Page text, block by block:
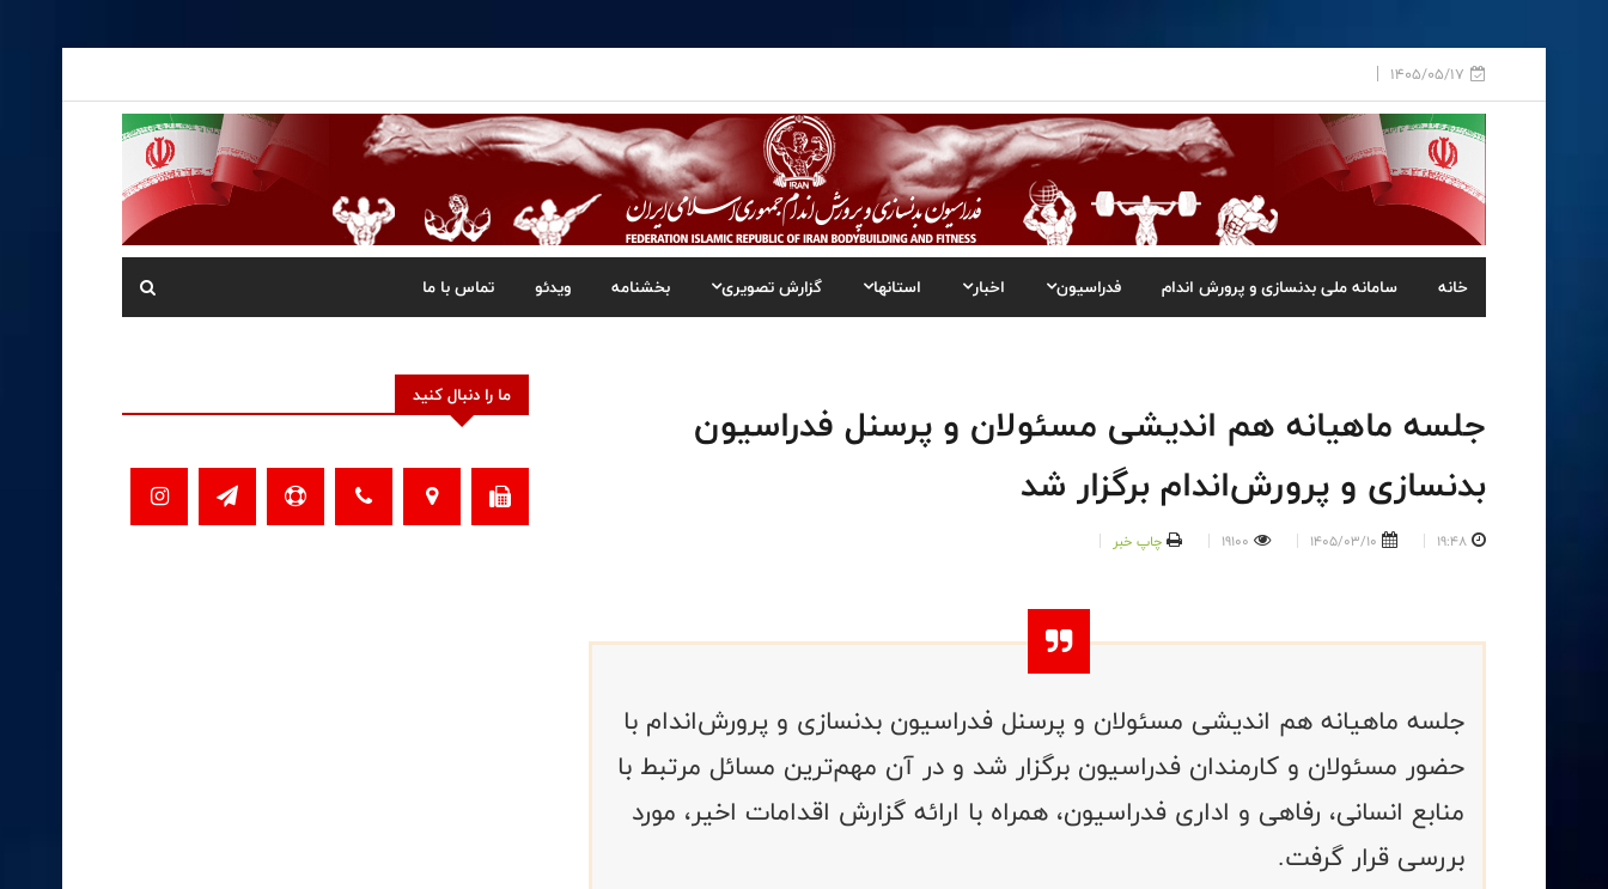
1405/05/17
خانه سامانه ملی بدنسازی و پرورش اندام فدراسیون اخبار استانها گزارش تصویری بخشنامه ویدئو تماس با ما
جلسه ماهیانه هم اندیشی مسئولان و پرسنل فدراسیون
بدنسازی و پرورش‌اندام برگزار شد
19:48
1405/03/10
19100 چاپ خبر
جلسه ماهیانه هم اندیشی مسئولان و پرسنل فدراسیون بدنسازی و پرورش‌اندام با
حضور مسئولان و کارمندان فدراسیون برگزار شد و در آن مهم‌ترین مسائل مرتبط با
منابع انسانی، رفاهی و اداری فدراسیون، همراه با ارائه گزارش اقدامات اخیر، مورد
بررسی قرار گرفت.
ما را دنبال کنید